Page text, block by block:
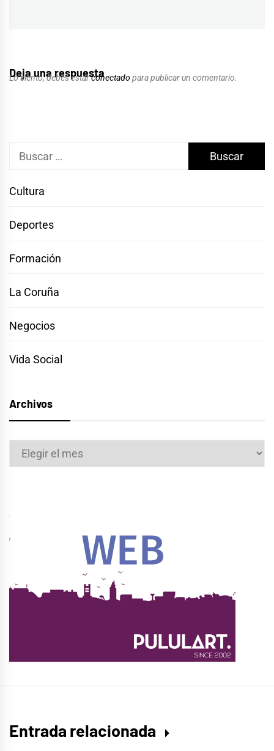
Deja una respuesta
Lo siento, debes estarconectado para publicar un comentario.
Buscar:
Cultura
Deportes
Formación
La Coruña
Negocios
Vida Social
Archivos
Archivos
Entrada relacionada